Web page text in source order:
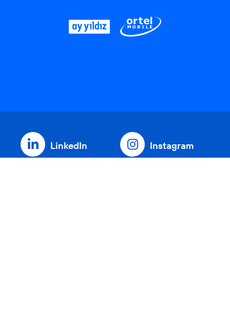
LinkedIn Instagram